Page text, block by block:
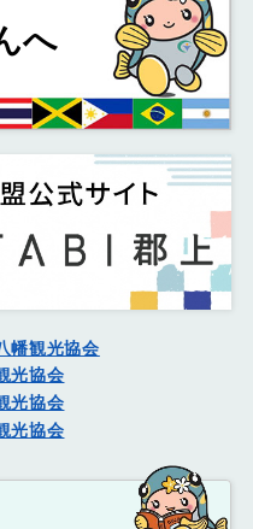
へ
幡観光協会
光協会
光協会
光協会